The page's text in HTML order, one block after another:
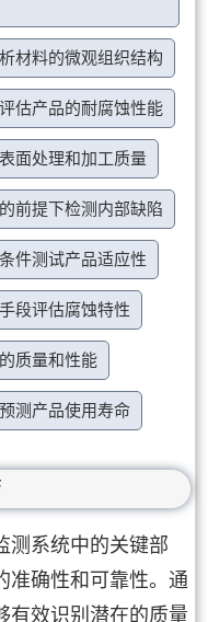
材料的微观组织结构
估产品的耐腐蚀性能
面处理和加工质量
前提下检测内部缺陷
件测试产品适应性
段评估腐蚀特性
质量和性能
测产品使用寿命
测系统中的关键部
准确性和可靠性。通
有效识别潜在的质量